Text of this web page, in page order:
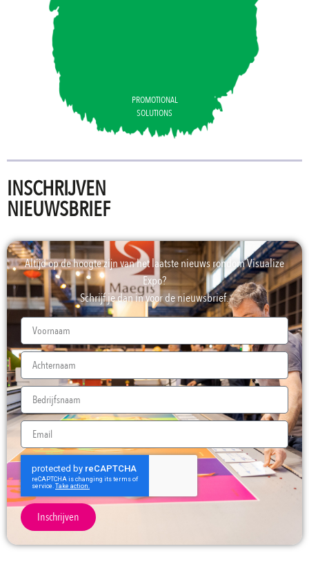
PROMOTIONAL
SOLUTIONS
INSCHRIJVEN
NIEUWSBRIEF
Altijd op de hoogte zijn van het laatste nieuws rondom Visualize
Expo?
Schrijf je dan in voor de nieuwsbrief.
Inschrijven